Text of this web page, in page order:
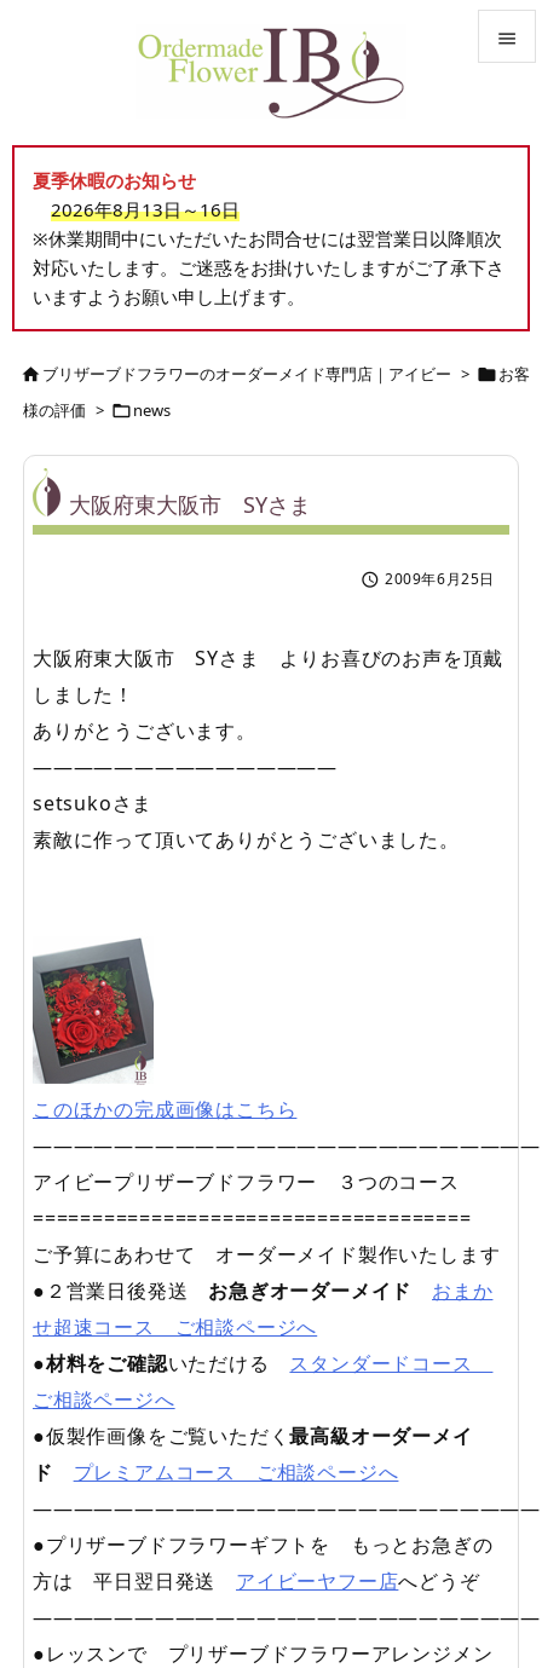


前へ

検索
夏季休暇のお知らせ
2026年8月13日～16日
※休業期間中にいただいたお問合せには翌営業日以降順次
対応いたします。ご迷惑をお掛けいたしますがご了承下さ
いますようお願い申し上げます。
ブリザーブドフラワーのオーダーメイド専門店｜アイビー > お客
様の評価 > news
大阪府東大阪市 SYさま
 2009年6月25日
大阪府東大阪市 SYさま よりお喜びのお声を頂戴
しました！
ありがとうございます。
———————————————
setsukoさま
素敵に作って頂いてありがとうございました。
このほかの完成画像はこちら
—————————————————————————
アイビープリザーブドフラワー ３つのコース
=====================================
ご予算にあわせて オーダーメイド製作いたします
●２営業日後発送 お急ぎオーダーメイド
おまか
せ超速コース ご相談ページへ
●材料をご確認いただける スタンダードコース
ご相談ページへ
●仮製作画像をご覧いただく最高級オーダーメイ
ド
プレミアムコース ご相談ページへ
—————————————————————————
●プリザーブドフラワーギフトを もっとお急ぎの
方は 平日翌日発送 アイビーヤフー店へどうぞ
—————————————————————————
●レッスンで プリザーブドフラワーアレンジメン